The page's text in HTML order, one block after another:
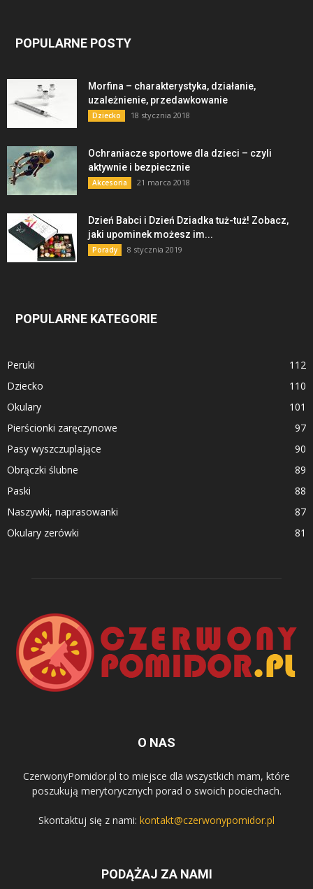
POPULARNE POSTY
Morfina – charakterystyka, działanie,
uzależnienie, przedawkowanie
Dziecko 18 stycznia 2018
Ochraniacze sportowe dla dzieci – czyli
aktywnie i bezpiecznie
Akcesoria 21 marca 2018
Dzień Babci i Dzień Dziadka tuż-tuż! Zobacz,
jaki upominek możesz im...
Porady 8 stycznia 2019
POPULARNE KATEGORIE
Peruki
112
Dziecko
110
Okulary
101
Pierścionki zaręczynowe
97
Pasy wyszczuplające
90
Obrączki ślubne
89
Paski
88
Naszywki, naprasowanki
87
Okulary zerówki
81
O NAS
CzerwonyPomidor.pl to miejsce dla wszystkich mam, które
poszukują merytorycznych porad o swoich pociechach.
Skontaktuj się z nami: kontakt@czerwonypomidor.pl
PODĄŻAJ ZA NAMI